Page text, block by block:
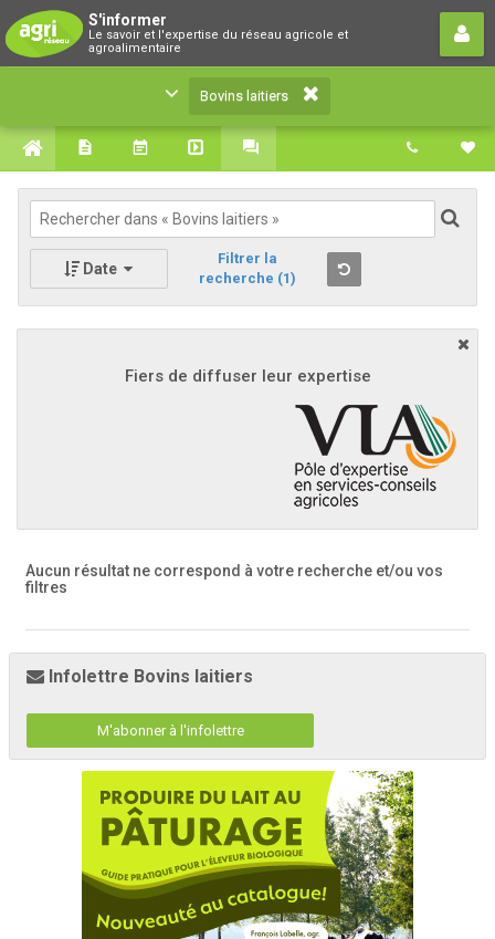
S'informer
Le savoir et l'expertise du réseau agricole et
agroalimentaire
Bovins laitiers
Le savoir et l'expertise du réseau agricole et
agroalimentaire
Bovins laitiers
Date
Filtrer la
recherche (1)
Fiers de diffuser leur expertise
Aucun résultat ne correspond à votre recherche et/ou vos
filtres
Infolettre Bovins laitiers
M'abonner à l'infolettre